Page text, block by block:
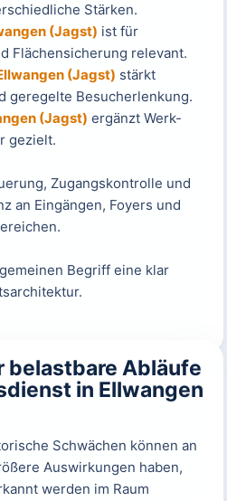
Stärken.
(Jagst) ist für
Flächensicherung relevant.
(Jagst) stärkt
geregelte Besucherlenkung.
(Jagst) ergänzt Werk-
gezielt.
Zugangskontrolle und
an Eingängen, Foyers und
Begriff eine klar
belastbare Abläufe
in Ellwangen
Schwächen können an
Auswirkungen haben,
werden im Raum